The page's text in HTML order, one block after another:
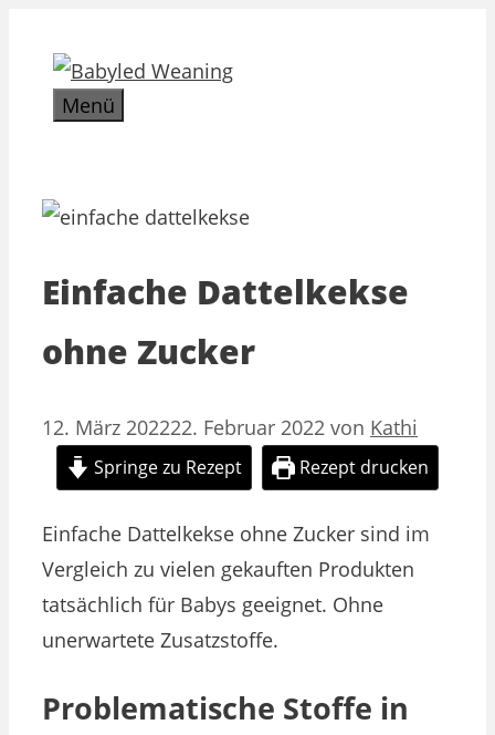
Inhalt
springenMenü
Einfache Dattelkekse
ohne Zucker
12. März 202222. Februar 2022 von Kathi
Springe zu Rezept Rezept drucken
Einfache Dattelkekse ohne Zucker sind im
Vergleich zu vielen gekauften Produkten
tatsächlich für Babys geeignet. Ohne
unerwartete Zusatzstoffe.
Problematische Stoffe in